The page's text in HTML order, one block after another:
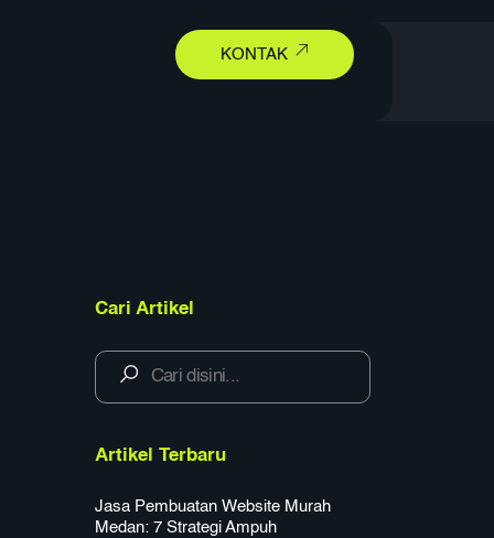
KONTAK
Cari Artikel
Artikel Terbaru
Jasa Pembuatan Website Murah
Medan: 7 Strategi Ampuh